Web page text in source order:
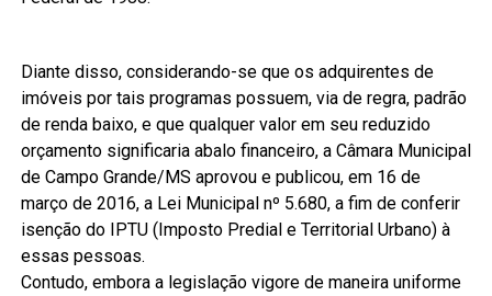
Diante disso, considerando-se que os adquirentes de
imóveis por tais programas possuem, via de regra, padrão
de renda baixo, e que qualquer valor em seu reduzido
orçamento significaria abalo financeiro, a Câmara Municipal
de Campo Grande/MS aprovou e publicou, em 16 de
março de 2016, a Lei Municipal nº 5.680, a fim de conferir
isenção do IPTU (Imposto Predial e Territorial Urbano) à
essas pessoas.
Contudo, embora a legislação vigore de maneira uniforme